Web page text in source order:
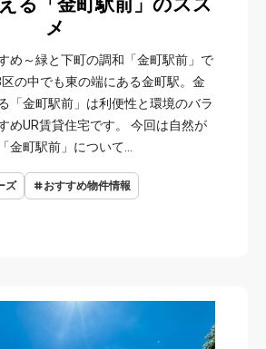
る「金町駅前」のスス
メ
め～緑と下町の調和「金町駅前」で
の中でも東の端にある金町駅。金
「金町駅前」は利便性と環境のバラ
めUR賃貸住宅です。 今回は自然が
金町駅前」について…
ズ おすすめ物件情報